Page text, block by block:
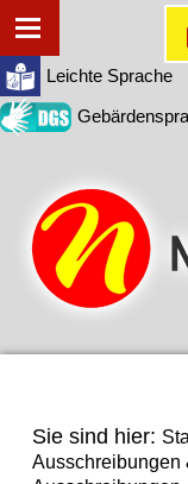
Leichte Sprache
Sie sind hier:
Ausschreibungen